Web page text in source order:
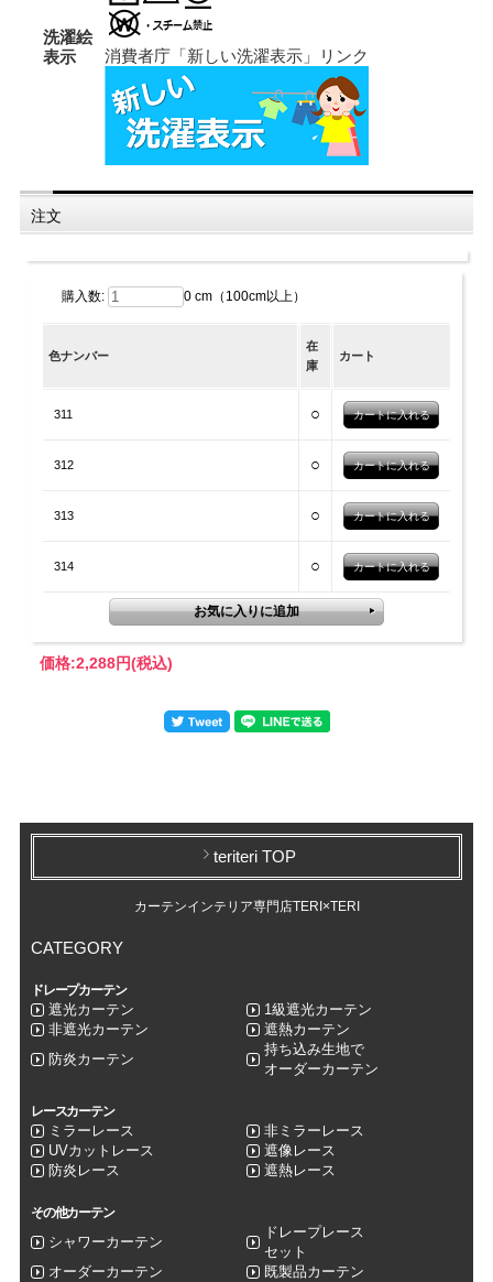
洗濯絵
表示
消費者庁「新しい洗濯表示」リンク
注文
購入数: 0 cm（100cm以上）
色ナンバー
在
庫
カート
311 ○
312 ○
313 ○
314 ○
価格:2,288円(税込)
teriteri TOP
カーテンインテリア専門店TERI×TERI
CATEGORY
ドレープカーテン
遮光カーテン
1級遮光カーテン
非遮光カーテン
遮熱カーテン
防炎カーテン
持ち込み生地で
オーダーカーテン
レースカーテン
ミラーレース
非ミラーレース
UVカットレース
遮像レース
防炎レース
遮熱レース
その他カーテン
シャワーカーテン
ドレープレース
セット
オーダーカーテン
既製品カーテン